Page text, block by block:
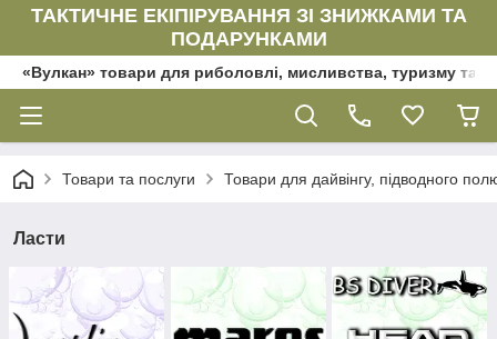
ТАКТИЧНЕ ЕКІПІРУВАННЯ ЗІ ЗНИЖКАМИ ТА
ПОДАРУНКАМИ
«Вулкан» товари для риболовлі, мисливства, туризму та
Товари та послуги Товари для дайвінгу, підводного
Ласти